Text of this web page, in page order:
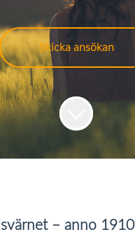
Skicka ansökan
– anno 1910